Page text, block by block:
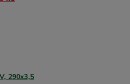
290x3,5